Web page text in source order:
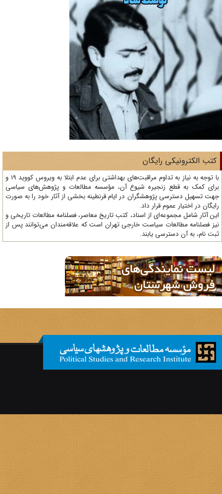
الکترونیکی رایگان
با توجه به نیاز به تداوم مراقبت‌های بهداشتی برای عدم ابتلا به ویروس کووید 19 و
کمک به قطع زنجیره شیوع آن، مؤسسه مطالعات و پژوهش‌های سیاسی
تسهیل دسترسی پژوهشگران در ایام قرنطینه بخشی از آثار خود را به صورت
در اختیار عموم قرار داد.
آثار شامل مجموعه‌ای از اسناد، کتب تاریخ معاصر، فصلنامه‌ مطالعات تاریخی و
فصلنامه مطالعات سیاست خارجی تهران است که علاقه‌مندان می‌توانند پس از
نام، به آن دسترسی یابند.